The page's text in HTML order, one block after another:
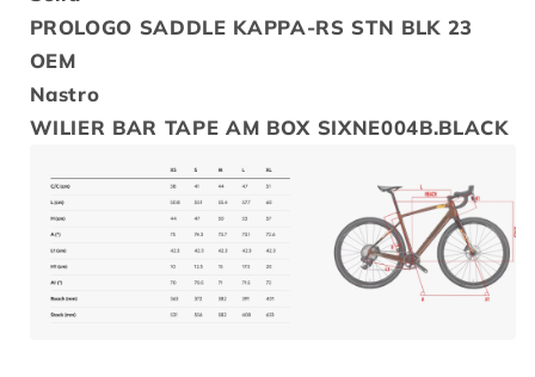
PROLOGO SADDLE KAPPA-RS STN BLK 23
OEM
Nastro
WILIER BAR TAPE AM BOX SIXNE004B.BLACK